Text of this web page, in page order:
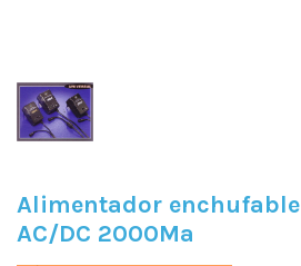
Alimentador enchufable
AC/DC 2000Ma